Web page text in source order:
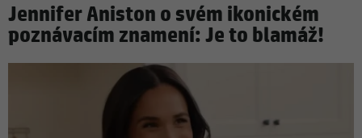
Jennifer Aniston o svém ikonickém
poznávacím znamení: Je to blamáž!